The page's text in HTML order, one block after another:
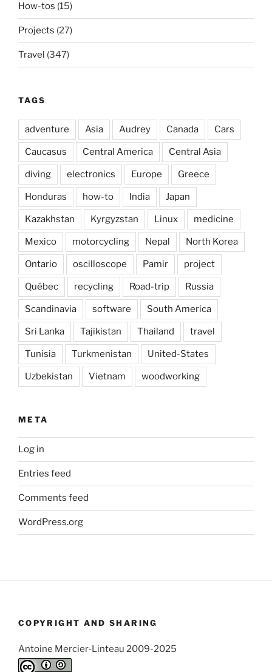
How-tos (15)
Projects (27)
Travel (347)
TAGS
adventure Asia Audrey Canada Cars
Caucasus Central America Central Asia
diving electronics Europe Greece
Honduras how-to India Japan
Kazakhstan Kyrgyzstan Linux medicine
Mexico motorcycling Nepal North Korea
Ontario oscilloscope Pamir project
Québec recycling Road-trip Russia
Scandinavia software South America
Sri Lanka Tajikistan Thailand travel
Tunisia Turkmenistan United-States
Uzbekistan Vietnam woodworking
META
Log in
Entries feed
Comments feed
WordPress.org
COPYRIGHT AND SHARING
Antoine Mercier-Linteau 2009-2025